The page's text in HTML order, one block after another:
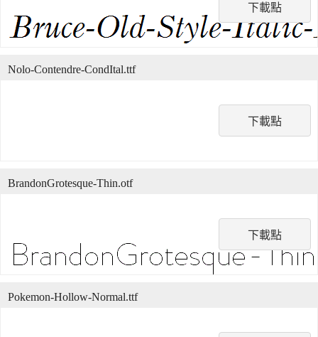
下載點
下載點
Nolo-Contendre-CondItal.ttf
下載點
BrandonGrotesque-Thin.otf
Pokemon-Hollow-Normal.ttf